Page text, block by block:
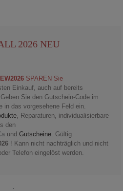
2026 NEU
SPAREN Sie
Einkauf, auch auf bereits
Sie den Gutschein-Code im
in das vorgesehene Feld ein.
, Reparaturen, individualisierbare
den
und Gutscheine . Gültig
! Kann nicht nachträglich und nicht
Telefon eingelöst werden.
.